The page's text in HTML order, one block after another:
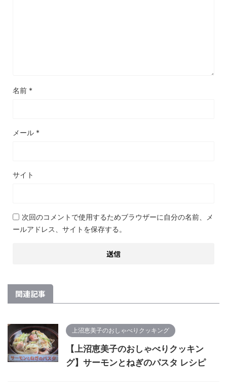
名前 *
メール *
サイト
次回のコメントで使用するためブラウザーに自分の名前、メ
ールアドレス、サイトを保存する。
関連記事
上沼恵美子のおしゃべりクッキング
【上沼恵美子のおしゃべりクッキン
グ】サーモンとねぎのパスタ レシピ